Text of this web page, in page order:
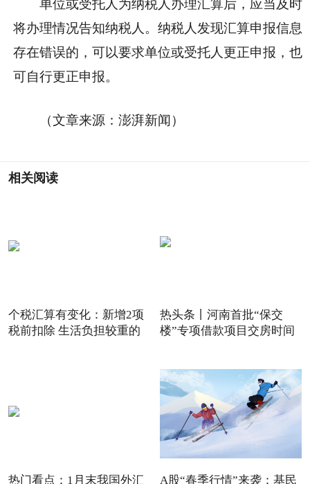
单位或受托人为纳税人办理汇算后，应当及时
将办理情况告知纳税人。纳税人发现汇算申报信息
存在错误的，可以要求单位或受托人更正申报，也
可自行更正申报。
（文章来源：澎湃新闻）
相关阅读
个税汇算有变化：新增2项
税前扣除 生活负担较重的
热头条丨河南首批“保交
楼”专项借款项目交房时间
热门看点：1月末我国外汇
A股“春季行情”来袭：基民